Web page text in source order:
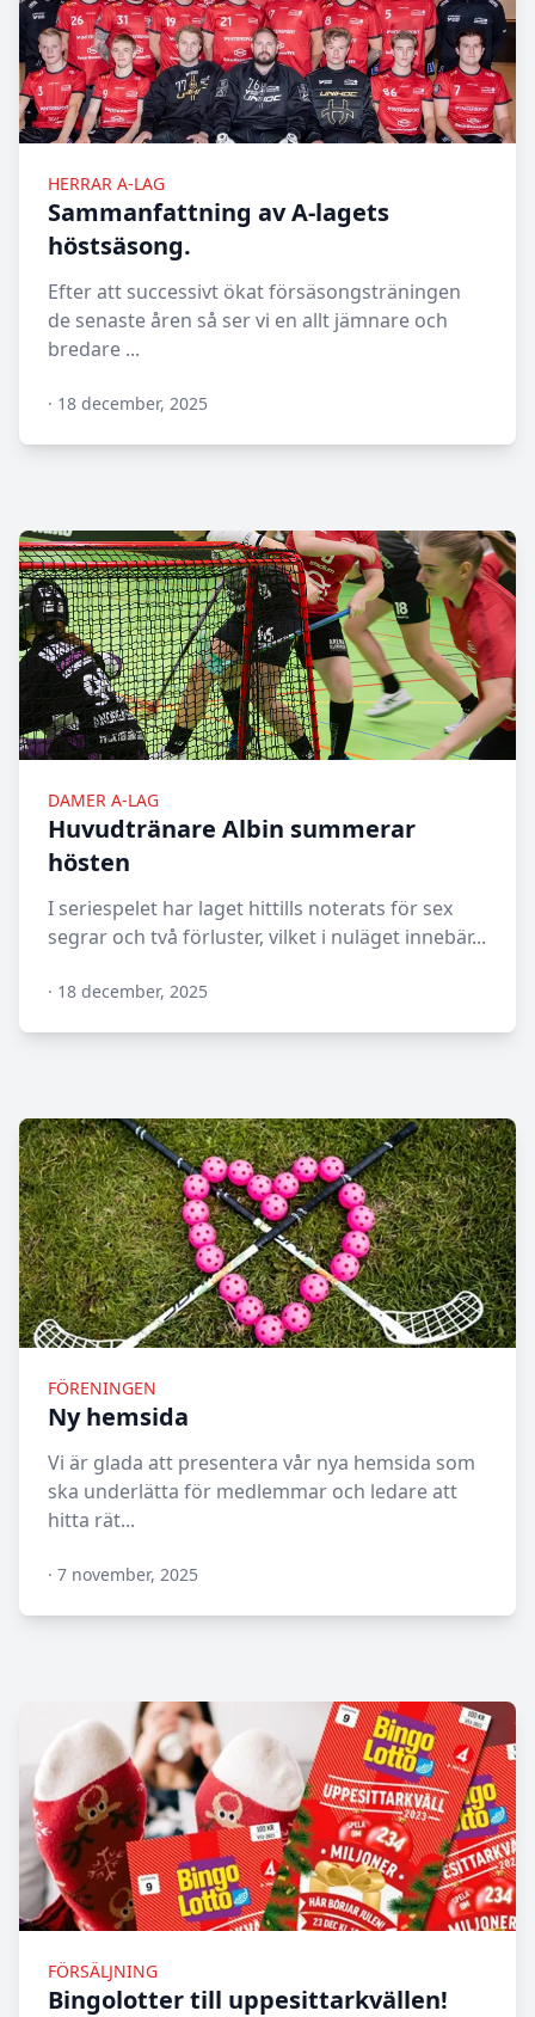
HERRAR A-LAG
Sammanfattning av A-lagets
höstsäsong.
Efter att successivt ökat försäsongsträningen
de senaste åren så ser vi en allt jämnare och
bredare ...
N/A
· 18 december, 2025
DAMER A-LAG
Huvudtränare Albin summerar
hösten
I seriespelet har laget hittills noterats för sex
segrar och två förluster, vilket i nuläget innebär...
N/A
· 18 december, 2025
FÖRENINGEN
Ny hemsida
Vi är glada att presentera vår nya hemsida som
ska underlätta för medlemmar och ledare att
hitta rät...
N/A
· 7 november, 2025
FÖRSÄLJNING
Bingolotter till uppesittarkvällen!